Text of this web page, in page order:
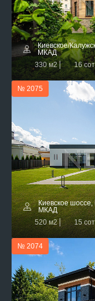
Киевское/
МКАД
330 м2
16 сот
№ 2075
Киевское
МКАД
520 м2
15 сот
№ 2074